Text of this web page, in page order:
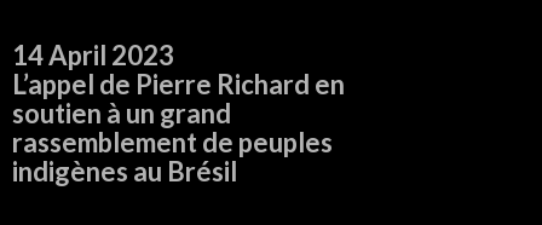
14 April 2023
L’appel de Pierre Richard en
soutien à un grand
rassemblement de peuples
indigènes au Brésil